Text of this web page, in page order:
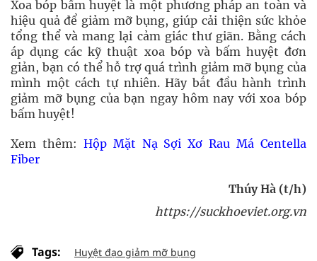
Xoa bóp bấm huyệt là một phương pháp an toàn và
hiệu quả để giảm mỡ bụng, giúp cải thiện sức khỏe
tổng thể và mang lại cảm giác thư giãn. Bằng cách
áp dụng các kỹ thuật xoa bóp và bấm huyệt đơn
giản, bạn có thể hỗ trợ quá trình giảm mỡ bụng của
mình một cách tự nhiên. Hãy bắt đầu hành trình
giảm mỡ bụng của bạn ngay hôm nay với xoa bóp
bấm huyệt!
Xem thêm: Hộp Mặt Nạ Sợi Xơ Rau Má Centella
Fiber
Thúy Hà (t/h)
https://suckhoeviet.org.vn
Tags:
Huyệt đạo giảm mỡ bụng